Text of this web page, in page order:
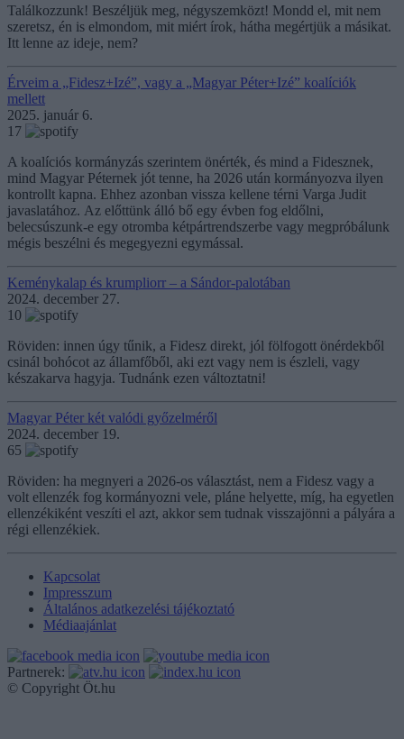
Találkozzunk! Beszéljük meg, négyszemközt! Mondd el, mit nem
szeretsz, én is elmondom, mit miért írok, hátha megértjük a másikat.
Itt lenne az ideje, nem?
Érveim a „Fidesz+Izé”, vagy a „Magyar Péter+Izé” koalíciók
mellett
2025. január 6.
17
A koalíciós kormányzás szerintem önérték, és mind a Fidesznek,
mind Magyar Péternek jót tenne, ha 2026 után kormányozva ilyen
kontrollt kapna. Ehhez azonban vissza kellene térni Varga Judit
javaslatához. Az előttünk álló bő egy évben fog eldőlni,
belecsúszunk-e egy otromba kétpártrendszerbe vagy megpróbálunk
mégis beszélni és megegyezni egymással.
Keménykalap és krumpliorr – a Sándor-palotában
2024. december 27.
10
Röviden: innen úgy tűnik, a Fidesz direkt, jól fölfogott önérdekből
csinál bohócot az államfőből, aki ezt vagy nem is észleli, vagy
készakarva hagyja. Tudnánk ezen változtatni!
Magyar Péter két valódi győzelméről
2024. december 19.
65
Röviden: ha megnyeri a 2026-os választást, nem a Fidesz vagy a
volt ellenzék fog kormányozni vele, pláne helyette, míg, ha egyetlen
ellenzékiként veszíti el azt, akkor sem tudnak visszajönni a pályára a
régi ellenzékiek.
Kapcsolat
Impresszum
Általános adatkezelési tájékoztató
Médiaajánlat
Partnerek:
© Copyright Öt.hu